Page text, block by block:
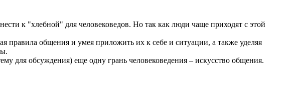
к "хлебной" для человековедов. Но так как люди чаще приходят с этой
правила общения и умея приложить их к себе и ситуации, а также уделяя
для обсуждения) еще одну грань человековедения – искусство общения.